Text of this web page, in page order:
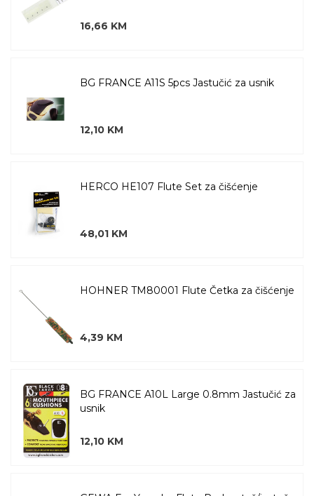
16,66 KM
BG FRANCE A11S 5pcs Jastučić za usnik
12,10 KM
HERCO HE107 Flute Set za čišćenje
48,01 KM
HOHNER TM80001 Flute Četka za čišćenje
4,39 KM
BG FRANCE A10L Large 0.8mm Jastučić za
usnik
12,10 KM